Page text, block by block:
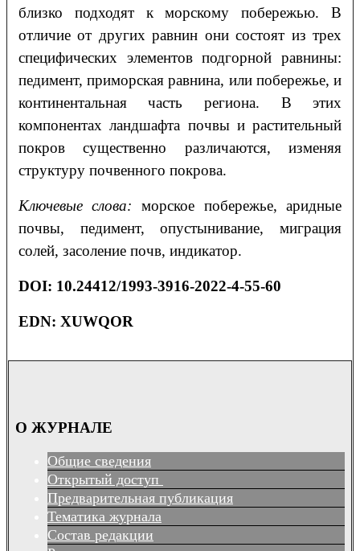
близко подходят к морскому побережью. В
отличие от других равнин они состоят из трех
специфических элементов подгорной равнины:
педимент, приморская равнина, или побережье, и
континентальная часть региона. В этих
компонентах ландшафта почвы и растительный
покров существенно различаются, изменяя
структуру почвенного покрова.
Ключевые слова: морское побережье, аридные
почвы, педимент, опустынивание, миграция
солей, засоление почв, индикатор.
DOI: 10.24412/1993-3916-2022-4-55-60
EDN: XUWQOR
О ЖУРНАЛЕ
Общие сведения
Открытый доступ
Предварительная публикация
Тематика журнала
Состав редакции